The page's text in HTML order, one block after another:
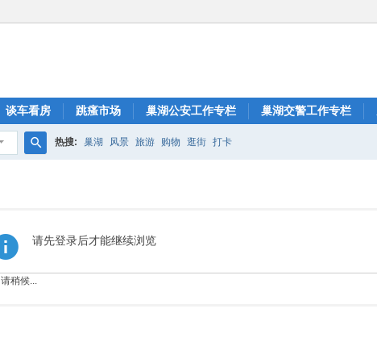
谈车看房 跳瘙市场 巢湖公安工作专栏 巢湖交警工作专栏
热搜: 巢湖 风景 旅游 购物 逛街 打卡
请先登录后才能继续浏览
请稍候...